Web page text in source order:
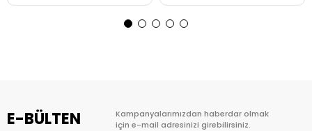
E-BÜLTEN
Kampanyalarımızdan haberdar olmak
için e-mail adresinizi girebilirsiniz.